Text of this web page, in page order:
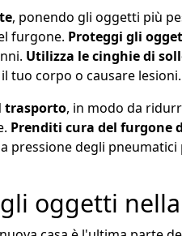
, ponendo gli oggetti più
furgone. Proteggi gli
Utilizza le cinghie di
tuo corpo o causare lesioni.
trasporto, in modo da
Prenditi cura del furgone
pressione degli pneumatici
oggetti